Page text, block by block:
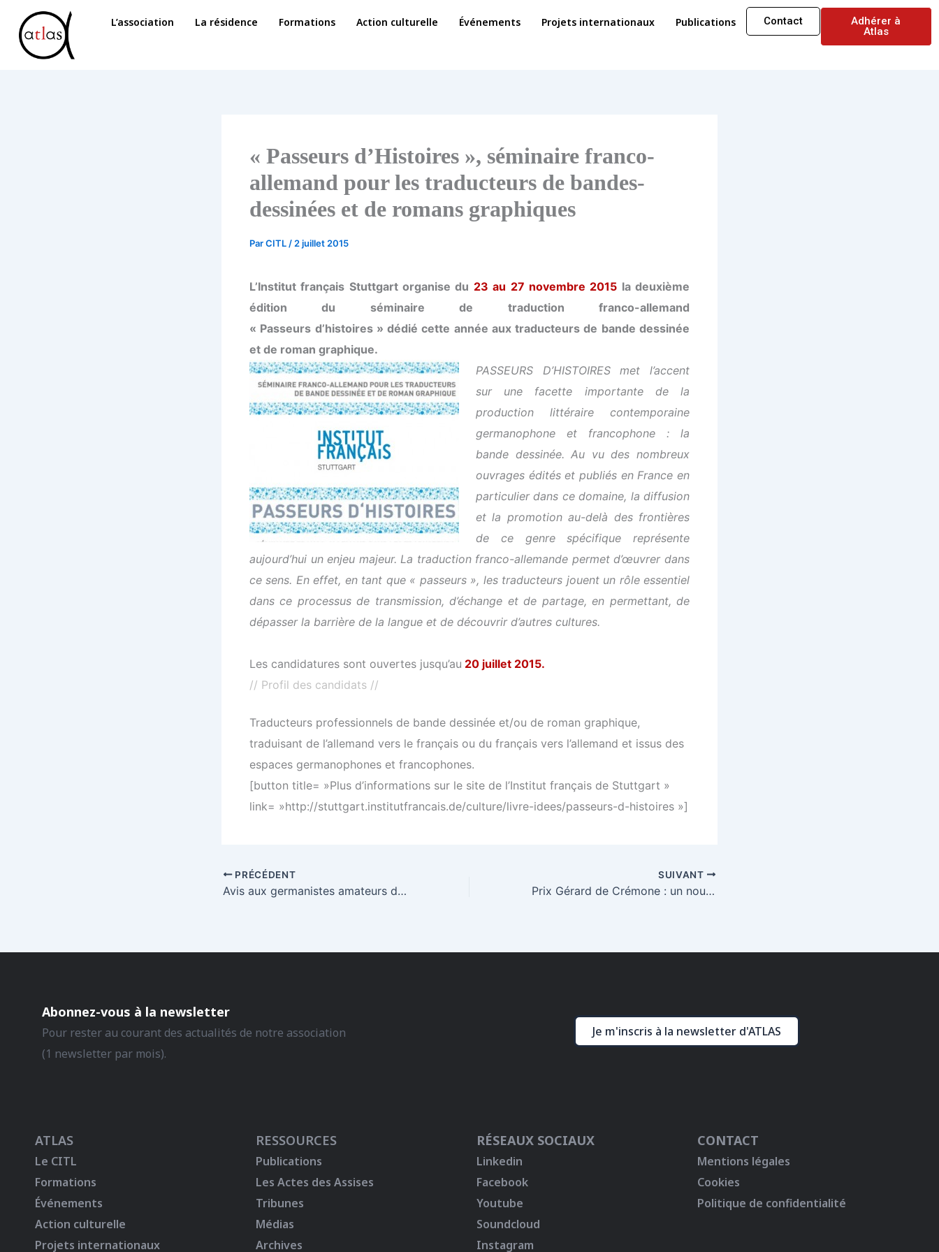
contenu
L’association La résidence Formations Action culturelle Événements Projets internationaux Publications Contact
Adhérer à
Atlas
« Passeurs d’Histoires », séminaire franco-
allemand pour les traducteurs de bandes-
dessinées et de romans graphiques
ParCITL / 2 juillet 2015
L’Institut français Stuttgart organise du 23 au 27 novembre 2015 la deuxième
édition du séminaire de traduction franco-allemand
« Passeurs d’histoires » dédié cette année aux traducteurs de bande dessinée
et de roman graphique.
PASSEURS D’HISTOIRES met l’accent
sur une facette importante de la
production littéraire contemporaine
germanophone et francophone : la
bande dessinée. Au vu des nombreux
ouvrages édités et publiés en France en
particulier dans ce domaine, la diffusion
et la promotion au-delà des frontières
de ce genre spécifique représente
aujourd’hui un enjeu majeur. La traduction franco-allemande permet d’œuvrer dans
ce sens. En effet, en tant que « passeurs », les traducteurs jouent un rôle essentiel
dans ce processus de transmission, d’échange et de partage, en permettant, de
dépasser la barrière de la langue et de découvrir d’autres cultures.
Les candidatures sont ouvertes jusqu’au 20 juillet 2015.
// Profil des candidats //
Traducteurs professionnels de bande dessinée et/ou de roman graphique,
traduisant de l’allemand vers le français ou du français vers l’allemand et issus des
espaces germanophones et francophones.
[button title= »Plus d’informations sur le site de l’Institut français de Stuttgart »
link= »http://stuttgart.institutfrancais.de/culture/livre-idees/passeurs-d-histoires »]
PRÉCÉDENT
Avis aux germanistes amateurs de bons vins : grand concours de traduction ouvert à tous
SUIVANT
Prix Gérard de Crémone : un nouveau prix de traduction pour la promotion de la traduction en Méditerranée
Abonnez-vous à la newsletter
Pour rester au courant des actualités de notre association
(1 newsletter par mois).
Je m'inscris à la newsletter d'ATLAS
ATLAS
Le CITL
Formations
Événements
Action culturelle
Projets internationaux
RESSOURCES
Publications
Les Actes des Assises
Tribunes
Médias
Archives
RÉSEAUX SOCIAUX
Linkedin
Facebook
Youtube
Soundcloud
Instagram
CONTACT
Mentions légales
Cookies
Politique de confidentialité